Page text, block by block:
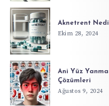
Aknetrent
Ekim 28, 2024
Ani Yüz
Çözümleri
Ağustos 9, 2024